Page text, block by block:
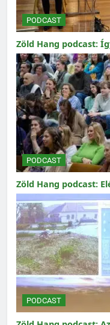
PODCAST
Zöld Hang podcast:
PODCAST
Zöld Hang podcast:
PODCAST